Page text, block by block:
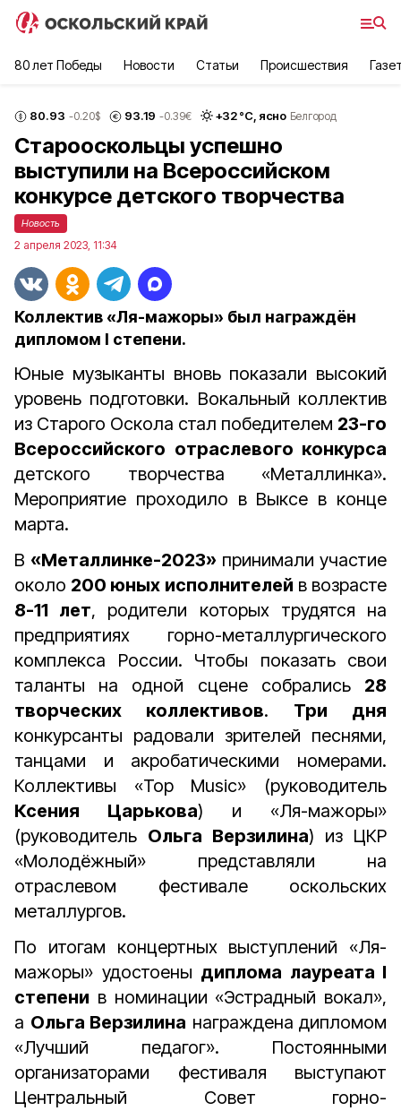
80 лет Победы Новости Статьи Происшествия
80.93 -0.20$ 93.19 -0.39€ +32°С, ясно Белгород
Старооскольцы успешно
выступили на Всероссийском
конкурсе детского творчества
Новость
2 апреля 2023, 11:34
Коллектив «Ля-мажоры» был награждён
дипломом I степени.
Юные музыканты вновь показали высокий
уровень подготовки. Вокальный коллектив
из Старого Оскола стал победителем 23-го
Всероссийского отраслевого конкурса
детского творчества «Металлинка».
Мероприятие проходило в Выксе в конце
марта.
В «Металлинке-2023» принимали участие
около 200 юных исполнителей в возрасте
8-11 лет, родители которых трудятся на
предприятиях горно-металлургического
комплекса России. Чтобы показать свои
таланты на одной сцене собрались 28
творческих коллективов. Три дня
конкурсанты радовали зрителей песнями,
танцами и акробатическими номерами.
Коллективы «Top Music» (руководитель
Ксения Царькова) и «Ля-мажоры»
(руководитель Ольга Верзилина) из ЦКР
«Молодёжный» представляли на
отраслевом фестивале оскольских
металлургов.
По итогам концертных выступлений «Ля-
мажоры» удостоены диплома лауреата I
степени в номинации «Эстрадный вокал»,
а Ольга Верзилина награждена дипломом
«Лучший педагог». Постоянными
организаторами фестиваля выступают
Центральный Совет горно-